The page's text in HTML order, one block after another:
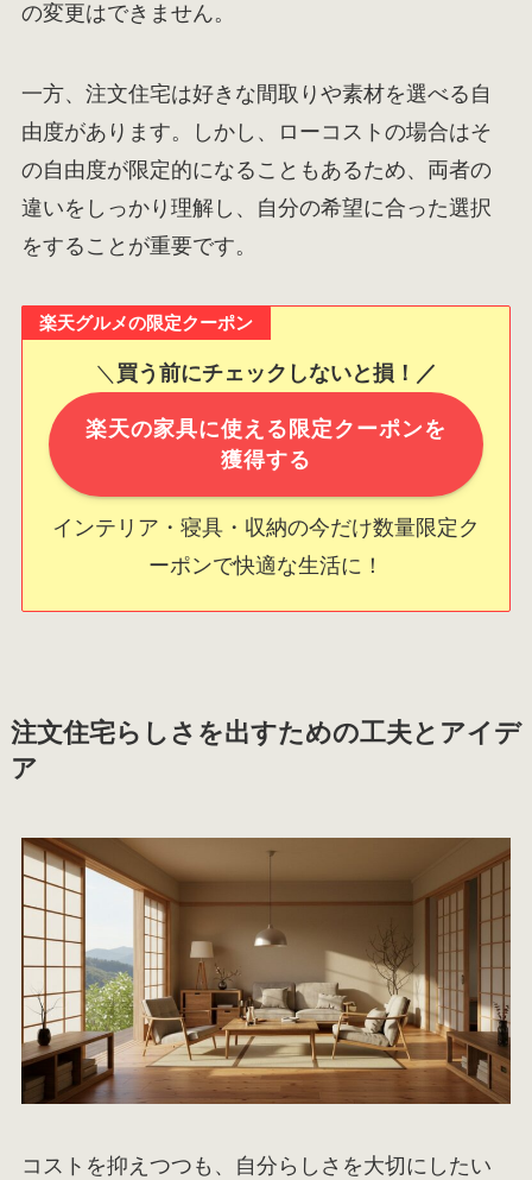
の変更はできません。
一方、注文住宅は好きな間取りや素材を選べる自
由度があります。しかし、ローコストの場合はそ
の自由度が限定的になることもあるため、両者の
違いをしっかり理解し、自分の希望に合った選択
をすることが重要です。
楽天グルメの限定クーポン
＼ 買う前にチェックしないと損！／
楽天の家具に使える限定クーポンを
獲得する
インテリア・寝具・収納の今だけ数量限定ク
ーポンで快適な生活に！
注文住宅らしさを出すための工夫とアイデ
ア
コストを抑えつつも、自分らしさを大切にしたい